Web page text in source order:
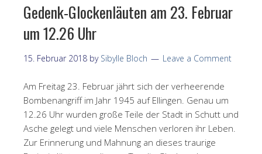
Gedenk-Glockenläuten am 23. Februar
um 12.26 Uhr
15. Februar 2018 by Sibylle Bloch Leave a Comment
Am Freitag 23. Februar jährt sich der verheerende
Bombenangriff im Jahr 1945 auf Ellingen. Genau um
12.26 Uhr wurden große Teile der Stadt in Schutt und
Asche gelegt und viele Menschen verloren ihr Leben.
Zur Erinnerung und Mahnung an dieses traurige